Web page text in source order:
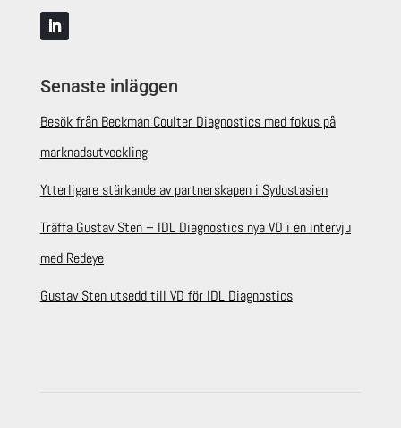
Senaste inläggen
Besök från Beckman Coulter Diagnostics med fokus på
marknadsutveckling
Ytterligare stärkande av partnerskapen i Sydostasien
Träffa Gustav Sten – IDL Diagnostics nya VD i en intervju
med Redeye
Gustav Sten utsedd till VD för IDL Diagnostics